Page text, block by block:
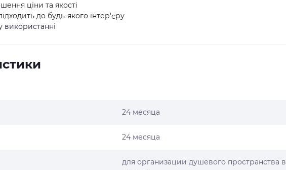
ціни та якості
до будь-якого інтер'єру
використанні
24 месяца
24 месяца
для организации душевого пространства в